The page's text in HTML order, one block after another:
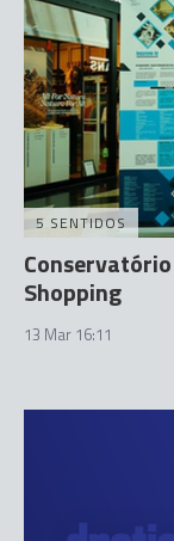
5 SENTIDOS
Shopping
13 Mar 16:11